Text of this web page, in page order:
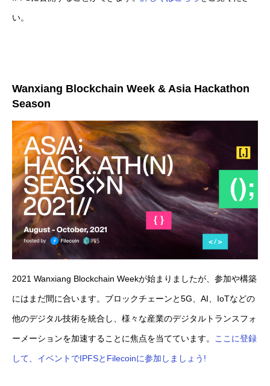
い。
Wanxiang Blockchain Week & Asia Hackathon
Season
2021 Wanxiang Blockchain Weekが始まりましたが、参加や構築
にはまだ間に合います。ブロックチェーンと5G、AI、IoTなどの
他のデジタル技術を統合し、様々な産業のデジタルトランスフォ
ーメーションを加速することに焦点を当てています。 ここに登録
して、イベントでIPFSとFilecoinに参加しましょう!